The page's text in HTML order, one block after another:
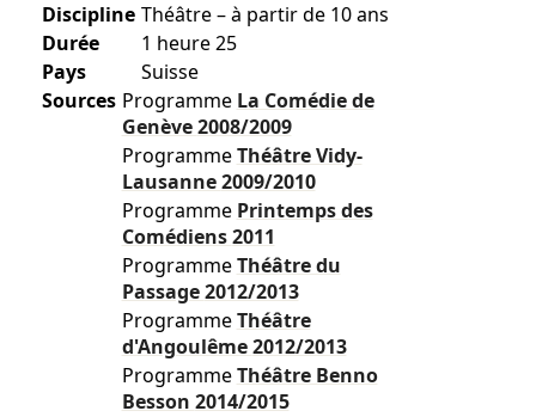
Discipline Théâtre – à partir de 10 ans
Durée
1 heure 25
Pays
Suisse
Sources Programme La Comédie de
Genève2008/2009
ProgrammeThéâtre Vidy-
Lausanne2009/2010
Programme Printemps des
Comédiens2011
ProgrammeThéâtre du
Passage2012/2013
ProgrammeThéâtre
d'Angoulême2012/2013
ProgrammeThéâtre Benno
Besson 2014/2015